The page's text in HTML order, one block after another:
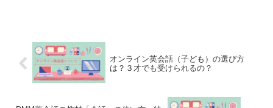
オンライン英会話（子ども）の選び方
は？３才でも受けられるの？